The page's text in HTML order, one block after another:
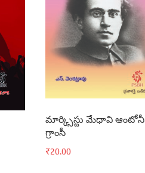
మార్క్సిస్టు మేధావి ఆంటోనీ
గ్రాంసీ
₹20.00